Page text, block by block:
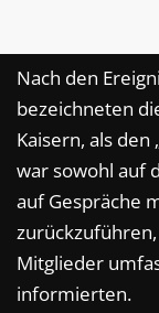
Nach den
bezeichneten
Kaisern, als den
war sowohl auf
auf Gespräche
Mitglieder
informierten.